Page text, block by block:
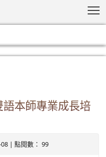
語本師專業成長培
| 點閱數： 99